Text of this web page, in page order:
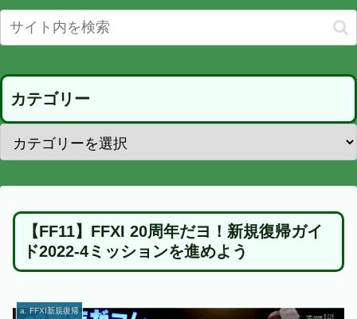
カテゴリー
【FF11】FFXI 20周年だヨ！新規復帰ガイ
ド2022-4ミッションを進めよう
a. FFXI新規復帰